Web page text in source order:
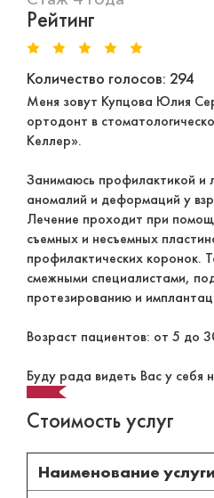
Рейтинг
Количество голосов: 294
Меня зовут Купцова Юлия
ортодонт в
Келлер».
Занимаюсь профилактикой и
аномалий и деформаций у
Лечение проходит при
съемных и несъемных
профилактических коронок.
смежными специалистами,
протезированию и
Возраст пациентов: от 5 до
Буду рада видеть Вас у себя
Стоимость услуг
Наименование услуги